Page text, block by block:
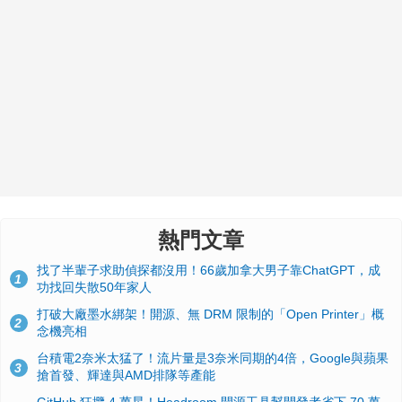
熱門文章
1
找了半輩子求助偵探都沒用！66歲加拿大男子靠ChatGPT，成
功找回失散50年家人
2
打破大廠墨水綁架！開源、無 DRM 限制的「Open Printer」概
念機亮相
3
台積電2奈米太猛了！流片量是3奈米同期的4倍，Google與蘋果
搶首發、輝達與AMD排隊等產能